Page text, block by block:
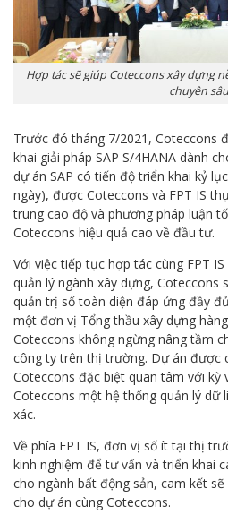
Hợp tác sẽ giúp Coteccons xây dựng
chuyên
Trước đó tháng 7/2021, Coteccons
khai giải pháp SAP S/4HANA dành
dự án SAP có tiến độ triển khai kỷ
ngày), được Coteccons và FPT IS
trung cao độ và phương pháp luận
Coteccons hiệu quả cao về đầu tư.
Với việc tiếp tục hợp tác cùng FPT
quản lý ngành xây dựng,
quản trị số toàn diện đáp ứng đầy
một đơn vị Tổng thầu xây dựng
Coteccons không ngừng nâng tầm
công ty trên thị trường. Dự án được
Coteccons đặc biệt quan tâm với kỳ
Coteccons một hệ thống quản lý dữ
xác.
Về phía FPT IS, đơn vị số ít tại thị
kinh nghiệm để tư vấn và triển khai
cho ngành bất động sản, cam kết
cho dự án cùng Coteccons.